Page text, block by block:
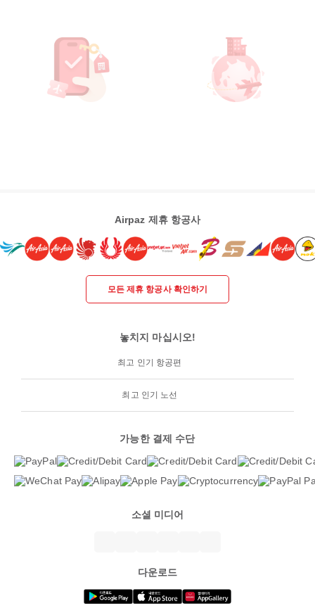
Airpaz 제휴 항공사
모든 제휴 항공사 확인하기
놓치지 마십시오!
최고 인기 항공편
최고 인기 노선
가능한 결제 수단
소셜 미디어
다운로드